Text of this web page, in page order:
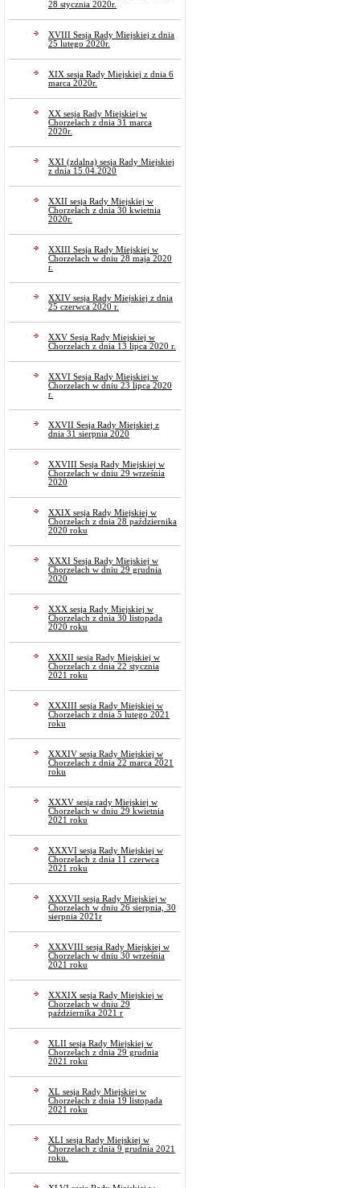
28 stycznia 2020r.
XVIII Sesja Rady Miejskiej z dnia
25 lutego 2020r.
XIX sesja Rady Miejskiej z dnia 6
marca 2020r.
XX sesja Rady Miejskiej w
Chorzelach z dnia 31 marca
2020r.
XXI (zdalna) sesja Rady Miejskiej
z dnia 15.04.2020
XXII sesja Rady Miejskiej w
Chorzelach z dnia 30 kwietnia
2020r.
XXIII Sesja Rady Miejskiej w
Chorzelach w dniu 28 maja 2020
r.
XXIV sesja Rady Miejskiej z dnia
25 czerwca 2020 r.
XXV Sesja Rady Miejskiej w
Chorzelach z dnia 13 lipca 2020 r.
XXVI Sesja Rady Miejskiej w
Chorzelach w dniu 23 lipca 2020
r.
XXVII Sesja Rady Miejskiej z
dnia 31 sierpnia 2020
XXVIII Sesja Rady Miejskiej w
Chorzelach w dniu 29 września
2020
XXIX sesja Rady Miejskiej w
Chorzelach z dnia 28 października
2020 roku
XXXI Sesja Rady Miejskiej w
Chorzelach w dniu 29 grudnia
2020
XXX sesja Rady Miejskiej w
Chorzelach z dnia 30 listopada
2020 roku
XXXII sesja Rady Miejskiej w
Chorzelach z dnia 22 stycznia
2021 roku
XXXIII sesja Rady Miejskiej w
Chorzelach z dnia 5 lutego 2021
roku
XXXIV sesja Rady Miejskiej w
Chorzelach z dnia 22 marca 2021
roku
XXXV sesja rady Miejskiej w
Chorzelach w dniu 29 kwietnia
2021 roku
XXXVI sesja Rady Miejskiej w
Chorzelach z dnia 11 czerwca
2021 roku
XXXVII sesja Rady Miejskiej w
Chorzelach w dniu 26 sierpnia, 30
sierpnia 2021r
XXXVIII sesja Rady Miejskiej w
Chorzelach w dniu 30 września
2021 roku
XXXIX sesja Rady Miejskiej w
Chorzelach w dniu 29
października 2021 r
XLII sesja Rady Miejskiej w
Chorzelach z dnia 29 grudnia
2021 roku
XL sesja Rady Miejskiej w
Chorzelach z dnia 19 listopada
2021 roku
XLI sesja Rady Miejskiej w
Chorzelach z dnia 9 grudnia 2021
roku.